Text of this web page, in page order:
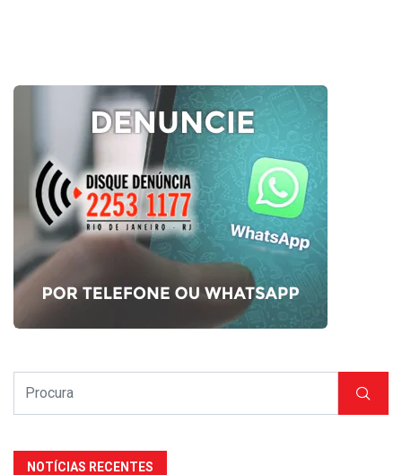
NOTÍCIAS RECENTES